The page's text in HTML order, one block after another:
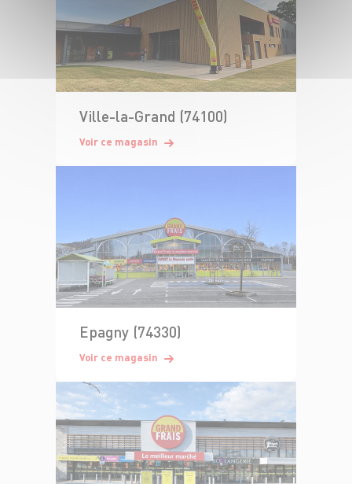
Ville-la-Grand (74100)
Voir ce magasin
Epagny (74330)
Voir ce magasin